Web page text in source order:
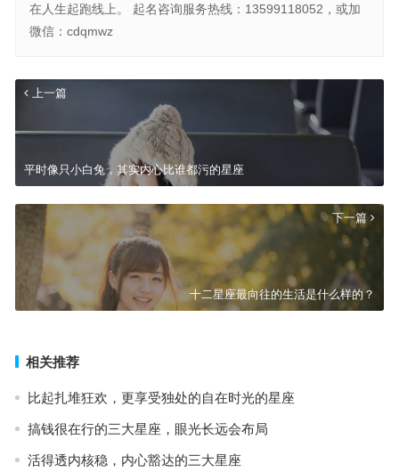
在人生起跑线上。 起名咨询服务热线：13599118052，或加
微信：cdqmwz
上一篇
平时像只小白兔，其实内心比谁都污的星座
下一篇
十二星座最向往的生活是什么样的？
相关推荐
比起扎堆狂欢，更享受独处的自在时光的星座
搞钱很在行的三大星座，眼光长远会布局
活得透内核稳，内心豁达的三大星座